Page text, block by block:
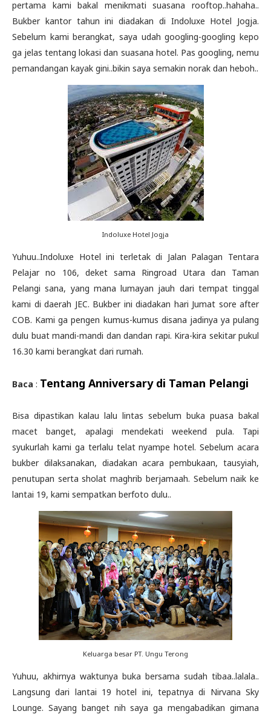
pertama kami bakal menikmati suasana rooftop..hahaha..
Bukber kantor tahun ini diadakan di Indoluxe Hotel Jogja.
Sebelum kami berangkat, saya udah googling-googling kepo
ga jelas tentang lokasi dan suasana hotel. Pas googling, nemu
pemandangan kayak gini..bikin saya semakin norak dan heboh..
Indoluxe Hotel Jogja
Yuhuu..Indoluxe Hotel ini terletak di Jalan Palagan Tentara
Pelajar no 106, deket sama Ringroad Utara dan Taman
Pelangi sana, yang mana lumayan jauh dari tempat tinggal
kami di daerah JEC. Bukber ini diadakan hari Jumat sore after
COB. Kami ga pengen kumus-kumus disana jadinya ya pulang
dulu buat mandi-mandi dan dandan rapi. Kira-kira sekitar pukul
16.30 kami berangkat dari rumah.
Baca : Tentang Anniversary di Taman Pelangi
Bisa dipastikan kalau lalu lintas sebelum buka puasa bakal
macet banget, apalagi mendekati weekend pula. Tapi
syukurlah kami ga terlalu telat nyampe hotel. Sebelum acara
bukber dilaksanakan, diadakan acara pembukaan, tausyiah,
penutupan serta sholat maghrib berjamaah. Sebelum naik ke
lantai 19, kami sempatkan berfoto dulu..
Keluarga besar PT. Ungu Terong
Yuhuu, akhirnya waktunya buka bersama sudah tibaa..lalala..
Langsung dari lantai 19 hotel ini, tepatnya di Nirvana Sky
Lounge. Sayang banget nih saya ga mengabadikan gimana